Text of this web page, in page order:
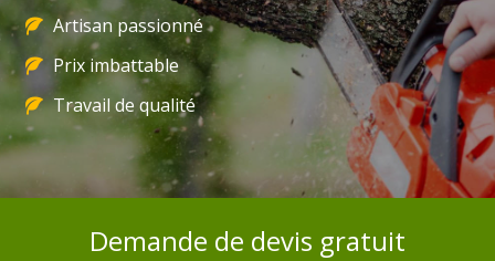
Artisan passionné
Prix imbattable
Travail de qualité
Demande de devis gratuit